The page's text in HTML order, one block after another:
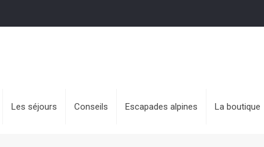
Les séjours Conseils Escapades alpines La boutique